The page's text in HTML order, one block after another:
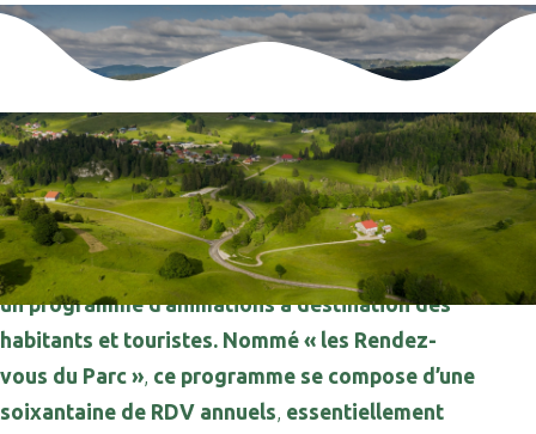
Accueil»Agir pour le territoire»Sensibiliser aux enjeux du territoire »
Accueillir et informer»Les RDV du Parc
Les RDV du Parc
Chaque année depuis 2017, le Parc propose
un programme d’animations à destination des
habitants et touristes. Nommé « les Rendez-
vous du Parc » ce programme se compose d’une
soixantaine de RDV annuels essentiellement